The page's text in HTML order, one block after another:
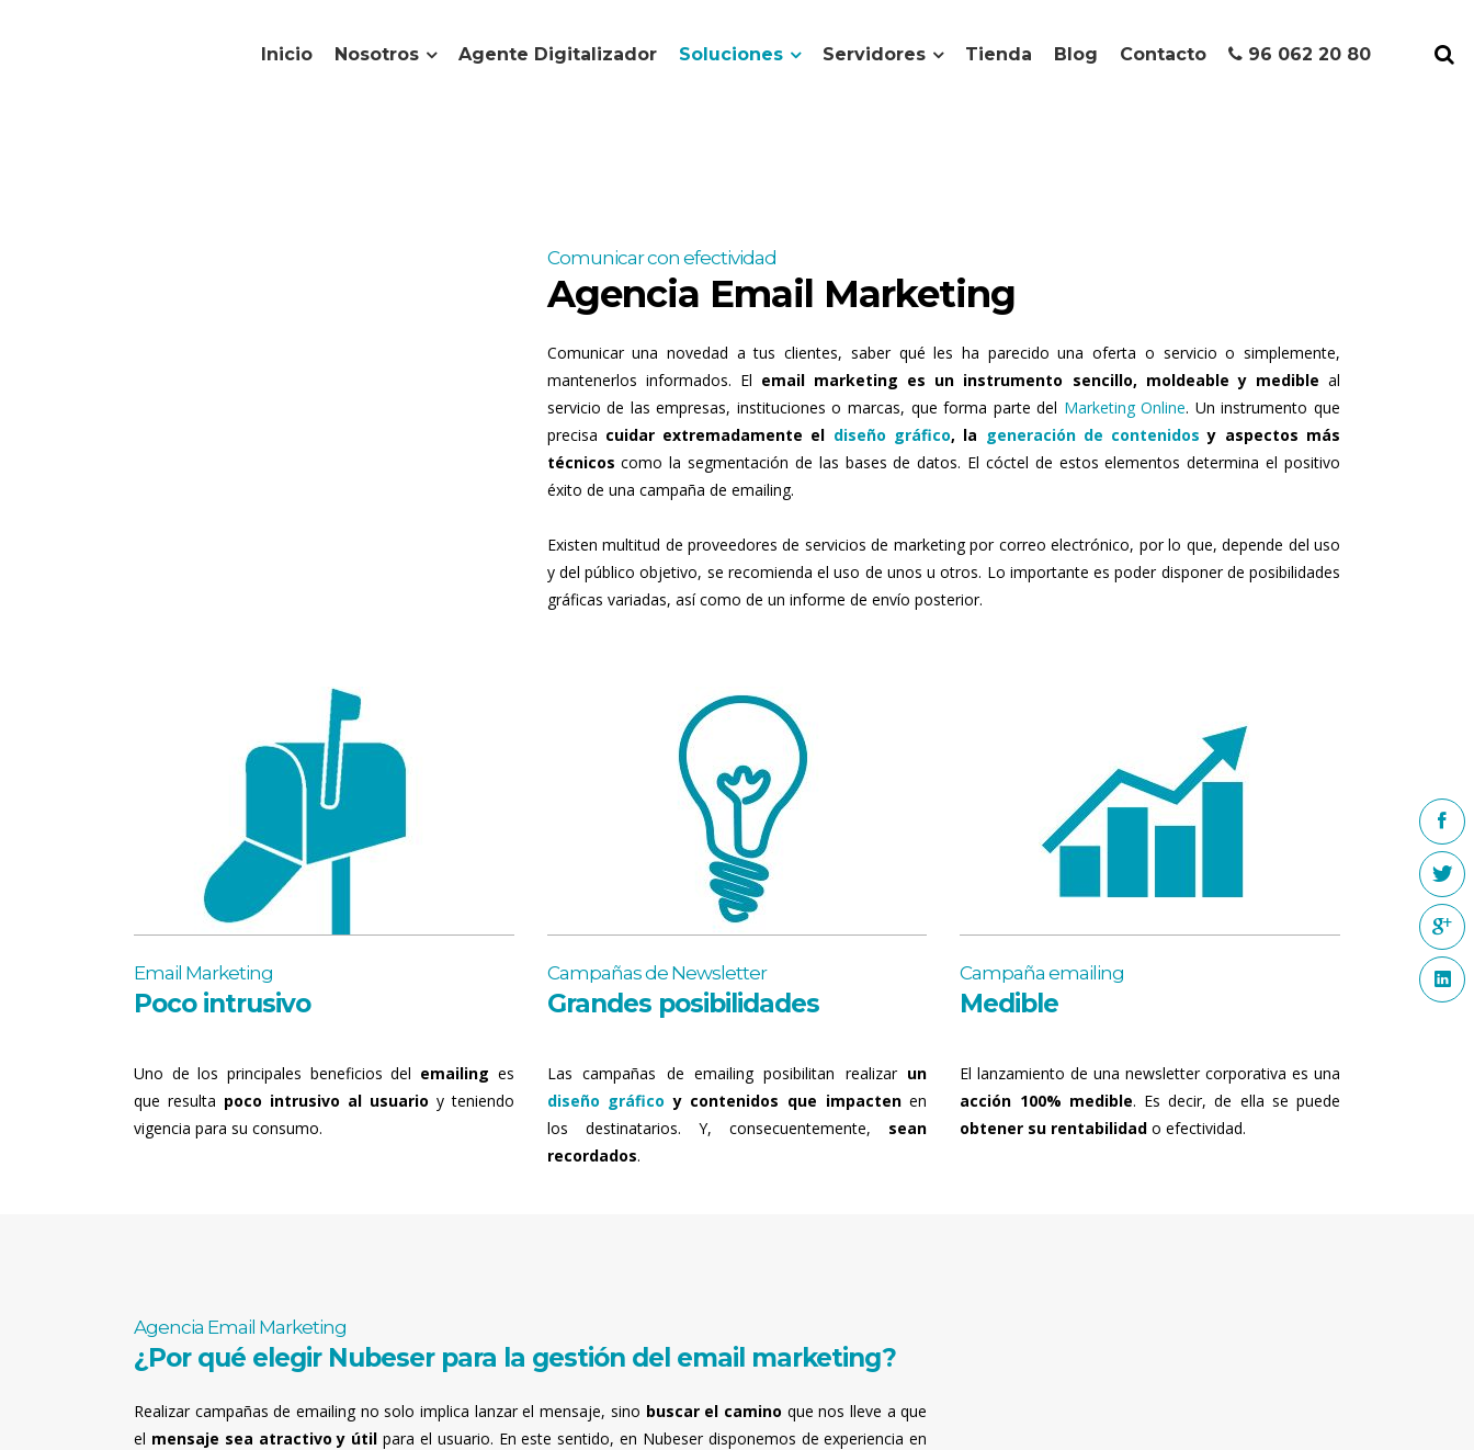
Inicio Nosotros Agente Digitalizador Soluciones Servidores Tienda Blog Contacto 96 062 20 80
Comunicar con efectividad
Agencia Email Marketing
Comunicar una novedad a tus clientes, saber qué les ha parecido una oferta o servicio o simplemente,
mantenerlos informados. El email marketing es un instrumento sencillo, moldeable y medible al
servicio de las empresas, instituciones o marcas, que forma parte del Marketing Online. Un instrumento que
precisa cuidar extremadamente el diseño gráfico, la generación de contenidos y aspectos más
técnicos como la segmentación de las bases de datos. El cóctel de estos elementos determina el positivo
éxito de una campaña de emailing.
Existen multitud de proveedores de servicios de marketing por correo electrónico, por lo que, depende del uso
y del público objetivo, se recomienda el uso de unos u otros. Lo importante es poder disponer de posibilidades
gráficas variadas, así como de un informe de envío posterior.
Email Marketing
Poco intrusivo
Uno de los principales beneficios del emailing es
que resulta poco intrusivo al usuario y teniendo
vigencia para su consumo.
Campañas de Newsletter
Grandes posibilidades
Las campañas de emailing posibilitan realizar un
diseño gráfico y contenidos que impactenen
los destinatarios. Y, consecuentemente, sean
recordados.
Campaña emailing
Medible
El lanzamiento de una newsletter corporativa es una
acción 100% medible. Es decir, de ella se puede
obtener su rentabilidad o efectividad.
Agencia Email Marketing
¿Por qué elegir Nubeser para la gestión del email marketing?
Realizar campañas de emailing no solo implica lanzar el mensaje, sino buscar el camino que nos lleve a que
el mensaje sea atractivo y útil para el usuario. En este sentido, en Nubeser disponemos de experiencia en